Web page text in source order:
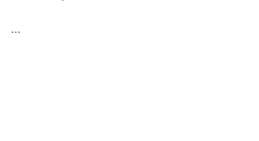
...